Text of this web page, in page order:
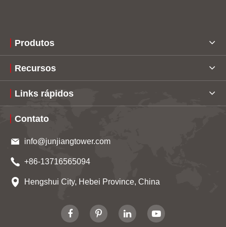
Produtos
Recursos
Links rápidos
Contato
info@junjiangtower.com
+86-13716565094
Hengshui City, Hebei Province, China